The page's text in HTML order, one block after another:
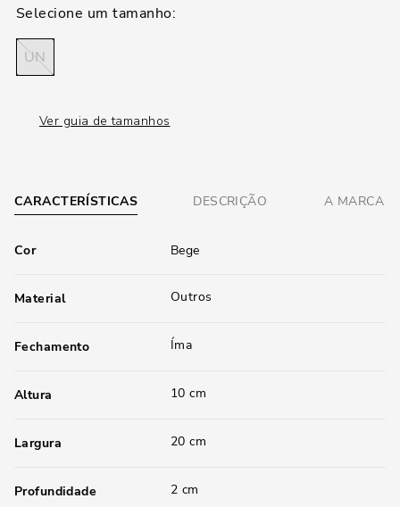
UN
Ver guia de tamanhos
CARACTERÍSTICAS DESCRIÇÃO A MARCA
Cor Bege
Material Outros
Fechamento Íma
Altura 10 cm
Largura 20 cm
Profundidade 2 cm